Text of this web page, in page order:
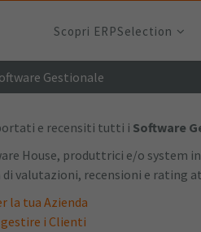
Scopri ERPSelection
Gestionale
e recensiti tutti i Software
House, produttrici e/o system
valutazioni, recensioni e rating
la tua Azienda
gestire i Clienti